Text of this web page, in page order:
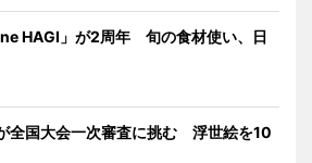
HAGI」が2周年 旬の食材使い、日
全国大会一次審査に挑む 浮世絵を10